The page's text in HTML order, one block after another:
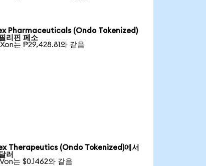
Pharmaceuticals (Ondo Tokenized)
리핀 페소
는 ₱29,428.81와 같음
Therapeutics (Ondo Tokenized)에서
러
는 $0.1462와 같음